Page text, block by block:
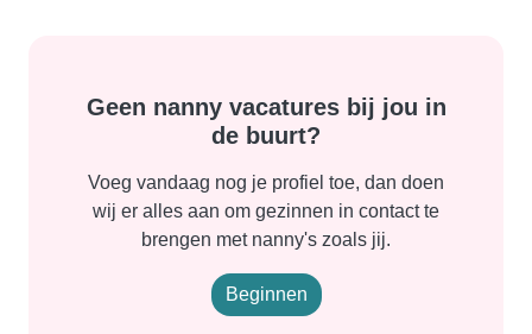
Geen nanny vacatures bij jou in
de buurt?
Voeg vandaag nog je profiel toe, dan doen
wij er alles aan om gezinnen in contact te
brengen met nanny's zoals jij.
Beginnen